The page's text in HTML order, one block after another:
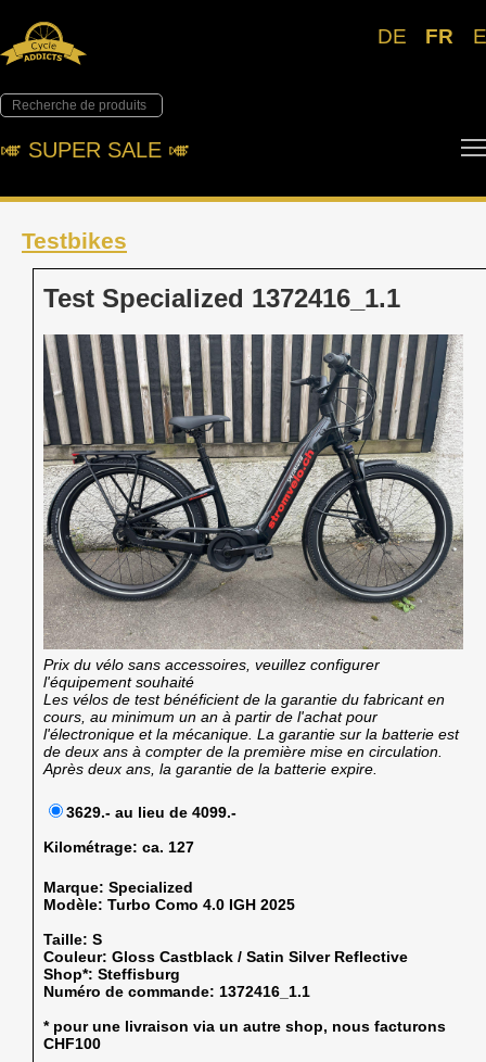
DE FR
🎺︎ SUPER SALE 🎺︎
Testbikes
Test Specialized 1372416_1.1
Prix du vélo sans accessoires, veuillez configurer
l'équipement souhaité
Les vélos de test bénéficient de la garantie du fabricant en
cours, au minimum un an à partir de l'achat pour
l'électronique et la mécanique. La garantie sur la batterie est
de deux ans à compter de la première mise en circulation.
Après deux ans, la garantie de la batterie expire.
3629.- au lieu de 4099.-
Kilométrage: ca. 127
Marque:Specialized
Modèle:Turbo Como 4.0 IGH 2025
Taille:S
Couleur:Gloss Castblack / Satin Silver Reflective
Shop*:Steffisburg
Numéro de commande: 1372416_1.1
* pour une livraison via un autre shop, nous facturons
CHF100